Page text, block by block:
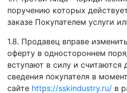
поручению которых
заказе Покупателем услуги
1.8. Продавец вправе
оферту в одностороннем
вступают в силу и считаются
сведения покупателя в
сайте https://sskindustry.ru/ в